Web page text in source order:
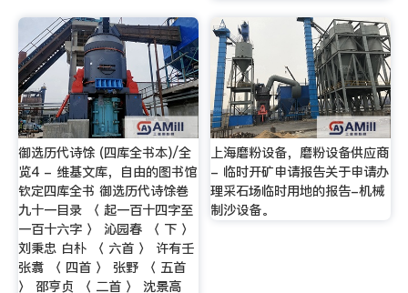
御选历代诗馀 (四库全书本)/全
览4 - 维基文库，自由的图书馆
钦定四库全书 御选历代诗馀巻
九十一目录 〈 起一百十四字至
一百十六字 〉 沁园春 〈 下 〉
刘秉忠 白朴 〈 六首 〉 许有壬
张翥 〈 四首 〉 张野 〈 五首
〉 邵亨贞 〈 二首 〉 沈景高
上海磨粉设备，磨粉设备供应商
- 临时开矿申请报告关于申请办
理采石场临时用地的报告-机械
制沙设备。